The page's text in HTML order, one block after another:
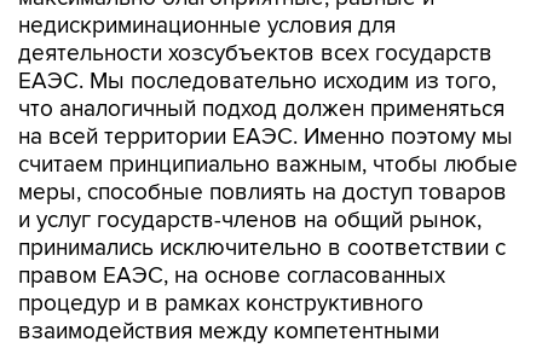
недискриминационные условия для
деятельности хозсубъектов всех государств
ЕАЭС. Мы последовательно исходим из того,
что аналогичный подход должен применяться
на всей территории ЕАЭС. Именно поэтому мы
считаем принципиально важным, чтобы любые
меры, способные повлиять на доступ товаров
и услуг государств-членов на общий рынок,
принимались исключительно в соответствии с
правом ЕАЭС, на основе согласованных
процедур и в рамках конструктивного
взаимодействия между компетентными